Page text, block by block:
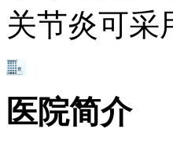
关节炎可采
医院简介